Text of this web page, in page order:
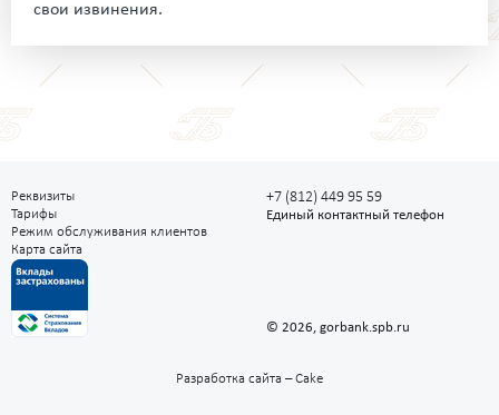
свои извинения.
Реквизиты
Тарифы
Режим обслуживания клиентов
Карта сайта
+7 (812) 449 95 59
Единый контактный телефон
© 2026, gorbank.spb.ru
Разработка сайта –Cake